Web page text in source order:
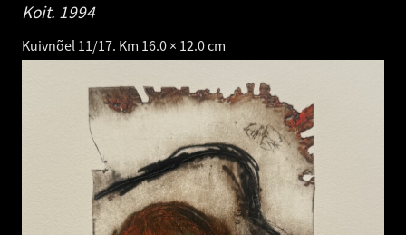
Koit. 1994
Kuivnõel 11/17. Km 16.0 × 12.0 cm